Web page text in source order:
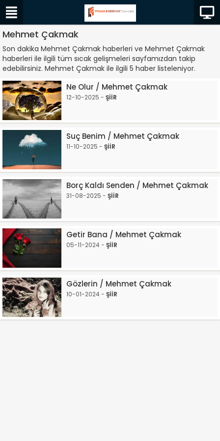
Mehmet Çakmak
Son dakika Mehmet Çakmak haberleri ve Mehmet Çakmak
haberleri ile ilgili tüm sıcak gelişmeleri sayfamızdan takip
edebilirsiniz. Mehmet Çakmak ile ilgili 5 haber listeleniyor.
Ne Olur / Mehmet Çakmak
12-10-2025 - ŞİİR
Suç Benim / Mehmet Çakmak
11-10-2025 - ŞİİR
Borç Kaldı Senden / Mehmet Çakmak
31-08-2025 - ŞİİR
Getir Bana / Mehmet Çakmak
05-11-2024 - ŞİİR
Gözlerin / Mehmet Çakmak
10-01-2024 - ŞİİR